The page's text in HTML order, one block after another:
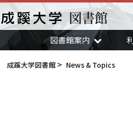
図書館
図書館案内
成蹊大学図書館 News & Topics